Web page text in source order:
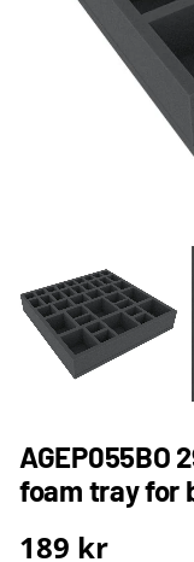
AGEP055BO
foam tray for
189 kr